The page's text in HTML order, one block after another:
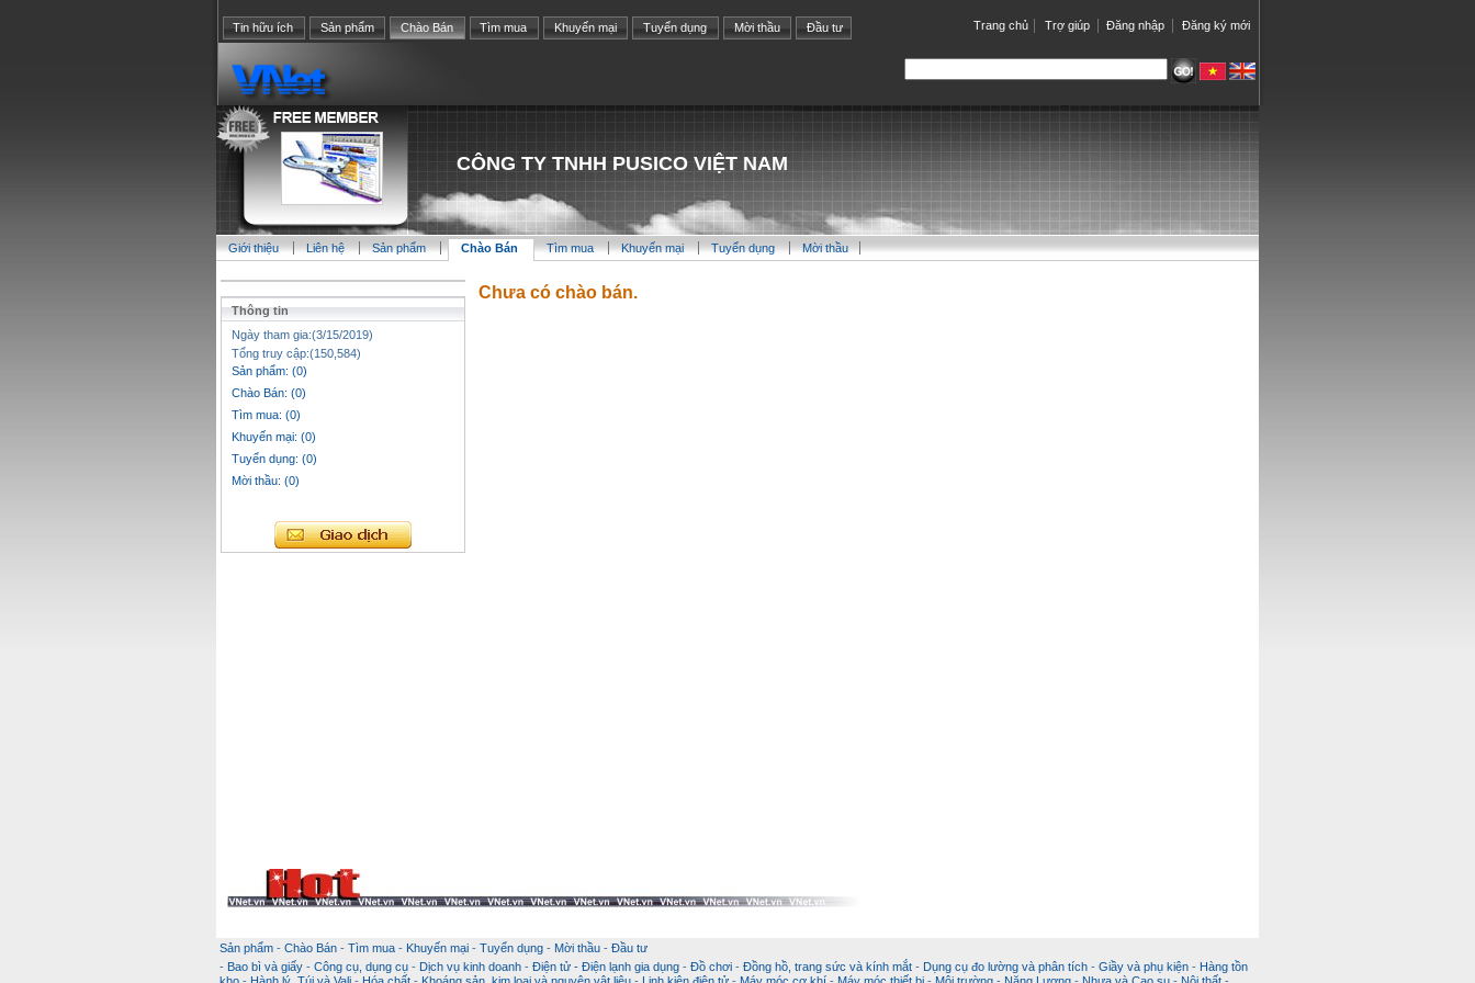
Trang chủ Trợ giúp Đăng nhập Đăng ký mới
Tin hữu ích Sản phẩm Chào Bán Tìm mua Khuyến mại Tuyển dụng Mời thầu Đầu tư
CÔNG TY TNHH PUSICO VIỆT NAM
Giới thiệu Liên hệ Sản phẩm Chào Bán Tìm mua Khuyến mại Tuyển dụng Mời thầu
Thông tin
Ngày tham gia:(3/15/2019)
Tổng truy cập:(150,584)
Sản phẩm: (0)
Chào Bán: (0)
Tìm mua: (0)
Khuyến mại: (0)
Tuyển dụng: (0)
Mời thầu: (0)
Chưa có chào bán.
Sản phẩm - Chào Bán - Tìm mua - Khuyến mại - Tuyển dụng - Mời thầu - Đầu tư
- Bao bì và giấy - Công cụ, dụng cụ - Dịch vụ kinh doanh - Điện tử - Điện lạnh gia dụng - Đồ chơi - Đồng hồ, trang sức và kính mắt - Dụng cụ đo lường và phân tích - Giầy và phụ kiện - Hàng tồn